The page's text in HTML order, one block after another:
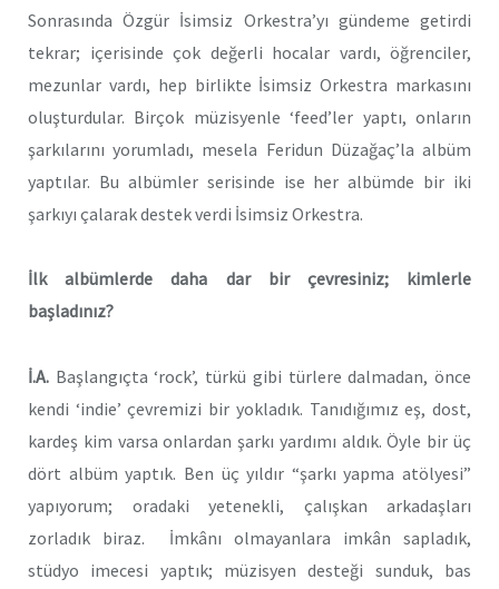
Sonrasında Özgür İsimsiz Orkestra’yı gündeme getirdi
tekrar; içerisinde çok değerli hocalar vardı, öğrenciler,
mezunlar vardı, hep birlikte İsimsiz Orkestra markasını
oluşturdular. Birçok müzisyenle ‘feed’ler yaptı, onların
şarkılarını yorumladı, mesela Feridun Düzağaç’la albüm
yaptılar. Bu albümler serisinde ise her albümde bir iki
şarkıyı çalarak destek verdi İsimsiz Orkestra.
İlk albümlerde daha dar bir çevresiniz; kimlerle
başladınız?
İ.A. Başlangıçta ‘rock’, türkü gibi türlere dalmadan, önce
kendi ‘indie’ çevremizi bir yokladık. Tanıdığımız eş, dost,
kardeş kim varsa onlardan şarkı yardımı aldık. Öyle bir üç
dört albüm yaptık. Ben üç yıldır “şarkı yapma atölyesi”
yapıyorum; oradaki yetenekli, çalışkan arkadaşları
zorladık biraz. İmkânı olmayanlara imkân sapladık,
stüdyo imecesi yaptık; müzisyen desteği sunduk, bas